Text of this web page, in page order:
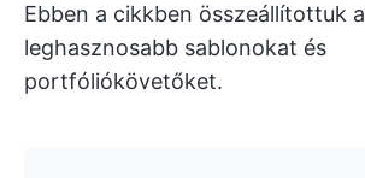
Ebben a cikkben összeállítottuk a
leghasznosabb sablonokat és
portfóliókövetőket.